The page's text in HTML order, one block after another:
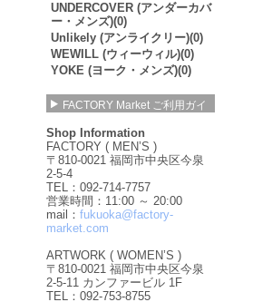
UNDERCOVER (アンダーカバ
ー・メンズ)(0)
Unlikely (アンライクリー)(0)
WEWILL (ウィーウィル)(0)
YOKE (ヨーク・メンズ)(0)
FACTORY Market ご利用ガイ
Shop Information
FACTORY ( MEN’S )
〒810-0021 福岡市中央区今泉
2-5-4
TEL：092-714-7757
営業時間：11:00 ～ 20:00
mail： fukuoka@factory-
market.com
ARTWORK ( WOMEN’S )
〒810-0021 福岡市中央区今泉
2-5-11 カンファービル 1F
TEL：092-753-8755